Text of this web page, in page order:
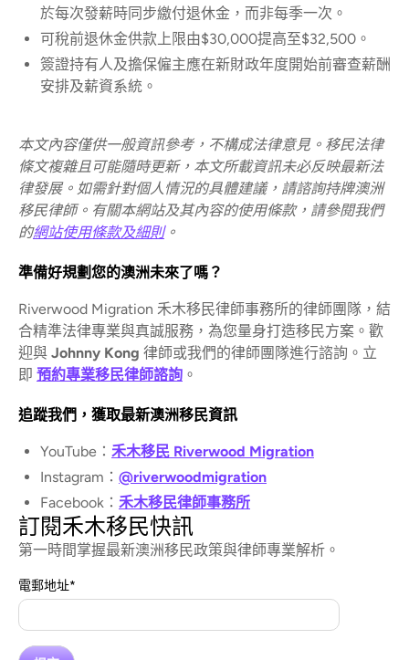
訂閱禾木移民快訊
第一時間掌握最新澳洲移民政策與律師專業解析。
電郵地址*
於每次發薪時同步繳付退休金，而非每季一次。
可稅前退休金供款上限由$30,000提高至$32,500。
簽證持有人及擔保僱主應在新財政年度開始前審查薪酬
安排及薪資系統。
本文內容僅供一般資訊參考，不構成法律意見。移民法律
條文複雜且可能隨時更新，本文所載資訊未必反映最新法
律發展。如需針對個人情況的具體建議，請諮詢持牌澳洲
移民律師。有關本網站及其內容的使用條款，請參閱我們
的網站使用條款及細則。
準備好規劃您的澳洲未來了嗎？
Riverwood Migration 禾木移民律師事務所的律師團隊，結
合精準法律專業與真誠服務，為您量身打造移民方案。歡
迎與 Johnny Kong 律師或我們的律師團隊進行諮詢。立
即 預約專業移民律師諮詢 。
追蹤我們，獲取最新澳洲移民資訊
YouTube： 禾木移民 Riverwood Migration
Instagram： @riverwoodmigration
Facebook： 禾木移民律師事務所